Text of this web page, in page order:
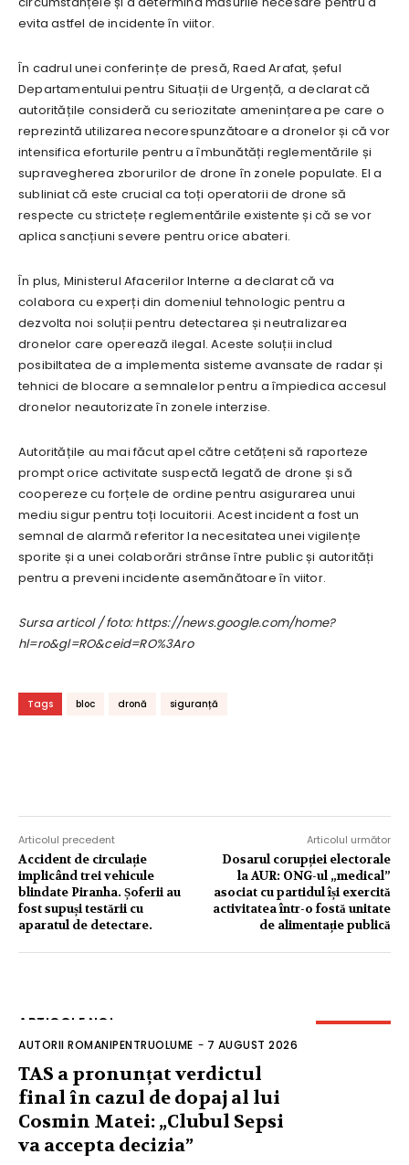
evita astfel de incidente în viitor.
În cadrul unei conferințe de presă, Raed Arafat, șeful
Departamentului pentru Situații de Urgență, a declarat că
autoritățile consideră cu seriozitate amenințarea pe care o
reprezintă utilizarea necorespunzătoare a dronelor și că vor
intensifica eforturile pentru a îmbunătăți reglementările și
supravegherea zborurilor de drone în zonele populate. El a
subliniat că este crucial ca toți operatorii de drone să
respecte cu strictețe reglementările existente și că se vor
aplica sancțiuni severe pentru orice abateri.
În plus, Ministerul Afacerilor Interne a declarat că va
colabora cu experți din domeniul tehnologic pentru a
dezvolta noi soluții pentru detectarea și neutralizarea
dronelor care operează ilegal. Aceste soluții includ
posibiltatea de a implementa sisteme avansate de radar și
tehnici de blocare a semnalelor pentru a împiedica accesul
dronelor neautorizate în zonele interzise.
Autoritățile au mai făcut apel către cetățeni să raporteze
prompt orice activitate suspectă legată de drone și să
coopereze cu forțele de ordine pentru asigurarea unui
mediu sigur pentru toți locuitorii. Acest incident a fost un
semnal de alarmă referitor la necesitatea unei vigilențe
sporite și a unei colaborări strânse între public și autorități
pentru a preveni incidente asemănătoare în viitor.
Sursa articol / foto: https://news.google.com/home?
hl=ro&gl=RO&ceid=RO%3Aro
Tags bloc dronă siguranță
Articolul precedent
Accident de circulație
implicând trei vehicule
blindate Piranha. Șoferii au
fost supuși testării cu
aparatul de detectare.
Articolul următor
Dosarul corupției electorale
la AUR: ONG-ul „medical”
asociat cu partidul își exercită
activitatea într-o fostă unitate
de alimentație publică
ARTICOLE NOI
AUTORII ROMANIPENTRUOLUME - 7 AUGUST 2026
TAS a pronunțat verdictul
final în cazul de dopaj al lui
Cosmin Matei: „Clubul Sepsi
va accepta decizia”